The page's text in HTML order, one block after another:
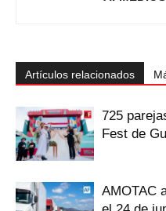
Artículos relacionados
725
Fest de
AMOTAC